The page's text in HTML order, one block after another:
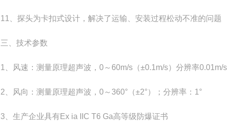
11、探头为卡扣式设计，解决了运输、安装过程松动不准的问题
三、技术参数
1、风速：测量原理超声波，0～60m/s（±0.1m/s）分辨率0.01m/s
2、风向：测量原理超声波，0～360°（±2°）；分辨率：1°
3、生产企业具有Ex ia IIC T6 Ga高等级防爆证书